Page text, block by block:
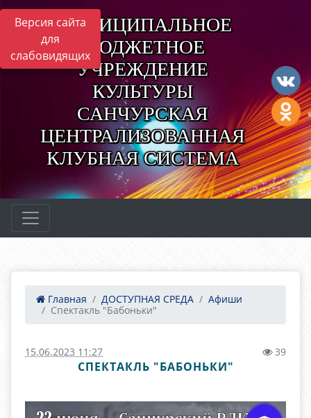
Версия сайта
для
слабовидящих
МУНИЦИПАЛЬНОЕ
БЮДЖЕТНОЕ
УЧРЕЖДЕНИЕ
КУЛЬТУРЫ
САНЧУРСКАЯ
ЦЕНТРАЛИЗОВАННАЯ
КЛУБНАЯ СИСТЕМА
Главная ДОСТУПНАЯ СРЕДА
Афиши
Спектакль "Бабоньки"
15.06.2023 11:27 39
СПЕКТАКЛЬ "БАБОНЬКИ"